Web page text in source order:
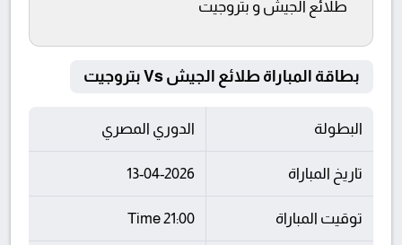
طلائع الجيش و بتروجيت
بطاقة المباراة طلائع الجيش Vs بتروجيت
البطولة الدوري المصري
تاريخ المباراة 13-04-2026
توقيت المباراة 21:00 Time